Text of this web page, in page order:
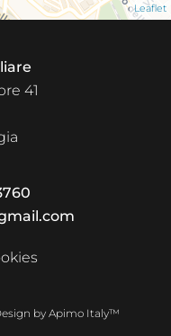
Leaflet
41
by Apimo Italy™